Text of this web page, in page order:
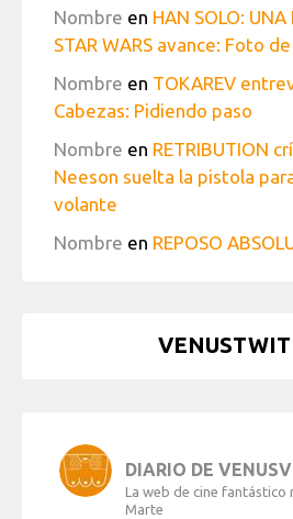
Nombre en HAN SOLO: UNA
STAR WARS avance: Foto
Nombre en TOKAREV
Cabezas: Pidiendo paso
Nombre en RETRIBUTION
Neeson suelta la pistola
volante
Nombre en REPOSO
DIARIO DE
La web de cine fantástico
Marte